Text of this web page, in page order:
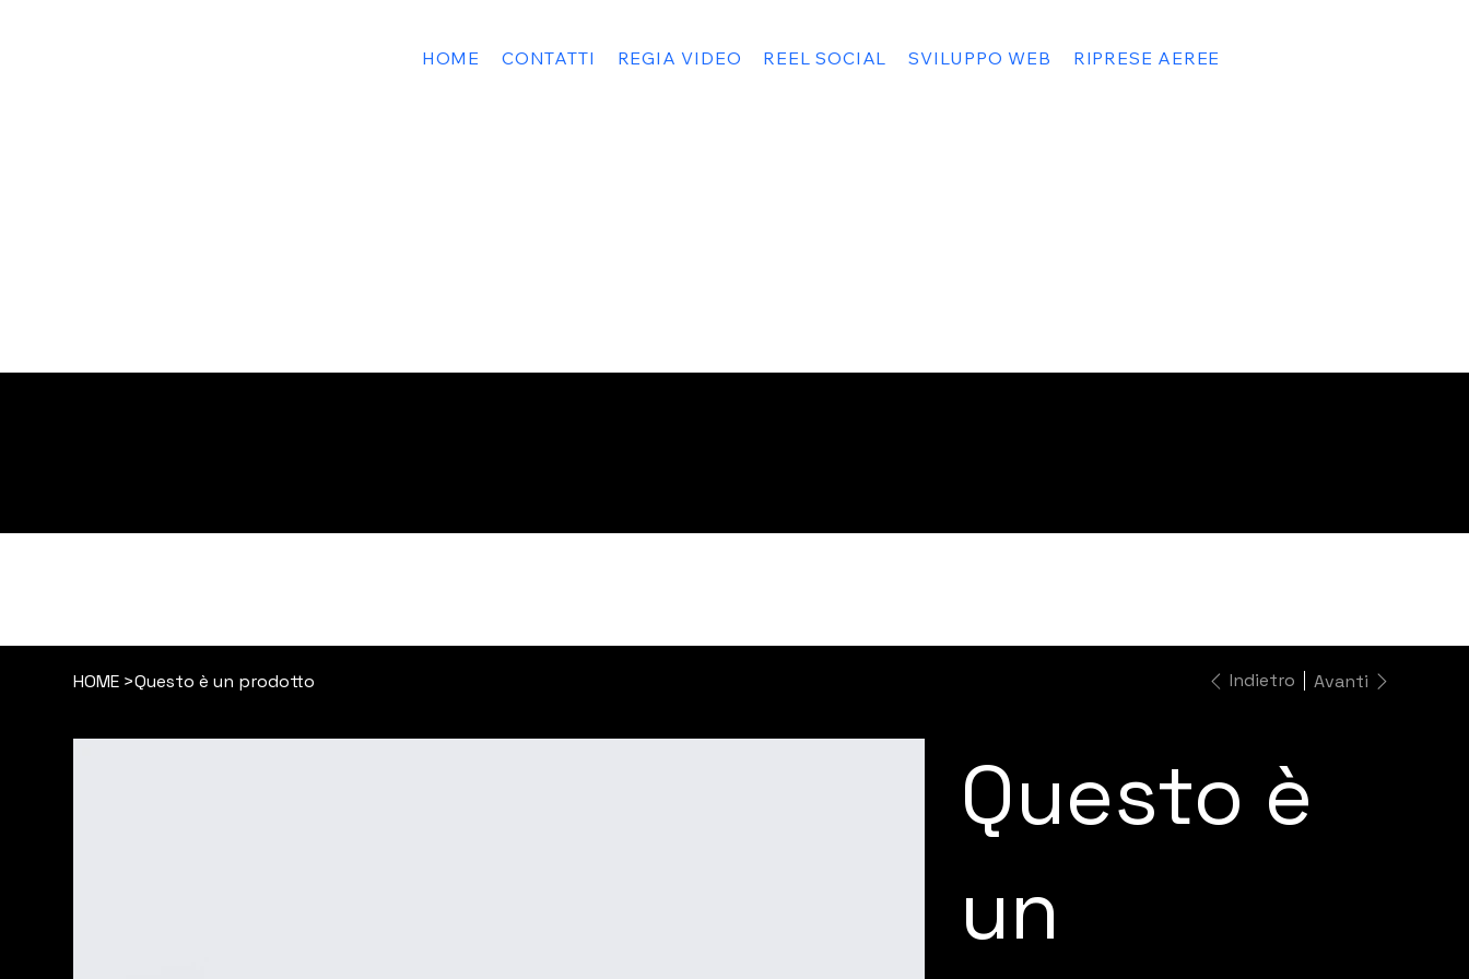
HOME CONTATTI REGIA VIDEO REEL SOCIAL SVILUPPO WEB RIPRESE AEREE
HOME >Questo è un prodotto Indietro Avanti
Questo è
un